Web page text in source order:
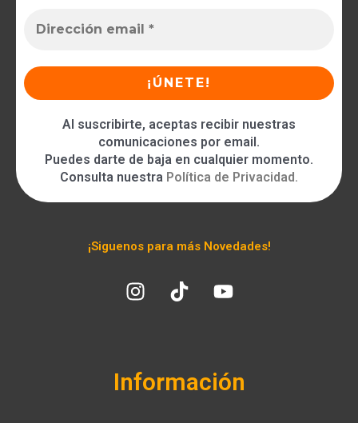
Al suscribirte, aceptas recibir nuestras
comunicaciones por email.
Puedes darte de baja en cualquier momento.
Consulta nuestra Política de Privacidad.
¡Siguenos para más Novedades!
Información